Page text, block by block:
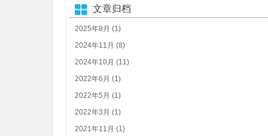
文章归档
2025年8月 (1)
2024年11月 (8)
2024年10月 (11)
2022年6月 (1)
2022年5月 (1)
2022年3月 (1)
2021年11月 (1)